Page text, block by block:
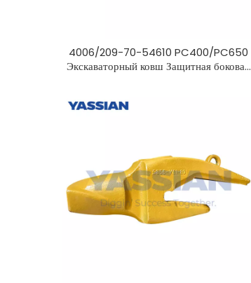
4006/209-70-54610 PC400/PC650
Экскаваторный ковш Защитная боковая